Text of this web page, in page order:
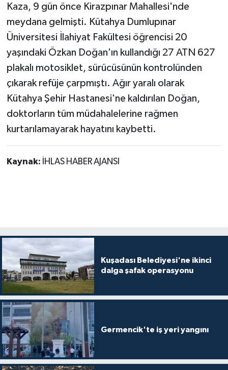
Kaza, 9 gün önce Kirazpınar Mahallesi'nde
meydana gelmişti. Kütahya Dumlupınar
Üniversitesi İlahiyat Fakültesi öğrencisi 20
yaşındaki Özkan Doğan'ın kullandığı 27 ATN 627
plakalı motosiklet, sürücüsünün kontrolünden
çıkarak refüje çarpmıştı. Ağır yaralı olarak
Kütahya Şehir Hastanesi'ne kaldırılan Doğan,
doktorların tüm müdahalelerine rağmen
kurtarılamayarak hayatını kaybetti.
Kaynak: İHLAS HABER AJANSI
Kuşadası Belediyesi'ne ikinci
dalga şafak operasyonu
Germencik'te iş yeri yangını